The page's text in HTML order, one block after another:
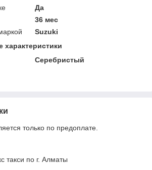
Да
36 мес
Suzuki
характеристики
Серебристый
только по предоплате.
такси по г. Алматы